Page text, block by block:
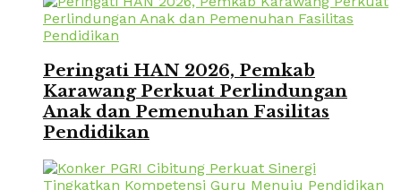
Peringati HAN 2026, Pemkab
Karawang Perkuat Perlindungan
Anak dan Pemenuhan Fasilitas
Pendidikan